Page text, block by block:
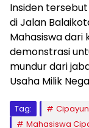
Insiden
di Jalan
Mahasiswa dari
demonstrasi
mundur dari
Usaha Milik
Tag:
Mahasiswa